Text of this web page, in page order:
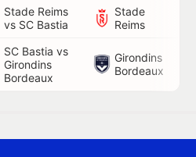
Stade Reims
vs SC Bastia
Stade
Reims
SC Bastia vs
Girondins
Bordeaux
Girondins
Bordeaux